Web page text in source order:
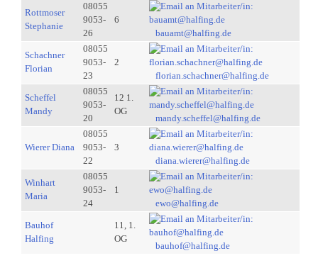
Rottmoser
Stephanie
08055
9053-
26
6
bauamt@halfing.de
Schachner
Florian
08055
9053-
23
2
florian.schachner@halfing.de
Scheffel
Mandy
08055
9053-
20
12 1.
OG
mandy.scheffel@halfing.de
Wierer Diana
08055
9053-
22
3
diana.wierer@halfing.de
Winhart
Maria
08055
9053-
24
1
ewo@halfing.de
Bauhof
Halfing
11, 1.
OG
bauhof@halfing.de